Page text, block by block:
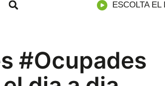
ESCOLTA
#Ocupades